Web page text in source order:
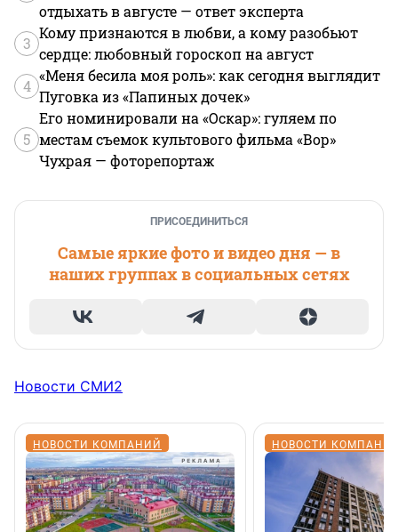
отдыхать в августе — ответ эксперта
3
Кому признаются в любви, а кому разобьют
сердце: любовный гороскоп на август
4
«Меня бесила моя роль»: как сегодня выглядит
Пуговка из «Папиных дочек»
5
Его номинировали на «Оскар»: гуляем по
местам съемок культового фильма «Вор»
Чухрая — фоторепортаж
ПРИСОЕДИНИТЬСЯ
Самые яркие фото и видео дня — в
наших группах в социальных сетях
Новости СМИ2
НОВОСТИ КОМПАНИЙ НОВОСТИ